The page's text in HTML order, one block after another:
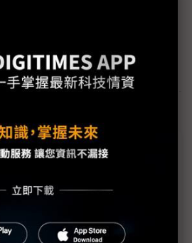
字追蹤」
精彩回顧
中企搶攻三折機市場
超過50% LTPS LCD躍車用